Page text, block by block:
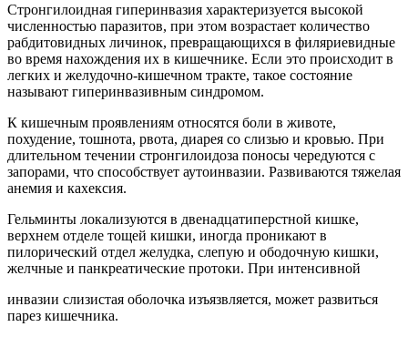
Стронгилоидная гиперинвазия характеризуется высокой
численностью паразитов, при этом возрастает количество
рабдитовидных личинок, превращающихся в филяриевидные
во время нахождения их в кишечнике. Если это происходит в
легких и желудочно-кишечном тракте, такое состояние
называют гиперинвазивным синдромом.
К кишечным проявлениям относятся боли в животе,
похудение, тошнота, рвота, диарея со слизью и кровью. При
длительном течении стронгилоидоза поносы чередуются с
запорами, что способствует аутоинвазии. Развиваются тяжелая
анемия и кахексия.
Гельминты локализуются в двенадцатиперстной кишке,
верхнем отделе тощей кишки, иногда проникают в
пилорический отдел желудка, слепую и ободочную кишки,
желчные и панкреатические протоки. При интенсивной
инвазии слизистая оболочка изъязвляется, может развиться
парез кишечника.